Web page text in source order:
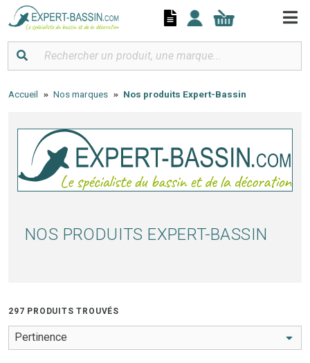
Accueil Nos marques Nos produits Expert-Bassin
NOS PRODUITS EXPERT-BASSIN
297 PRODUITS TROUVÉS
Panneau de gestion des cookies